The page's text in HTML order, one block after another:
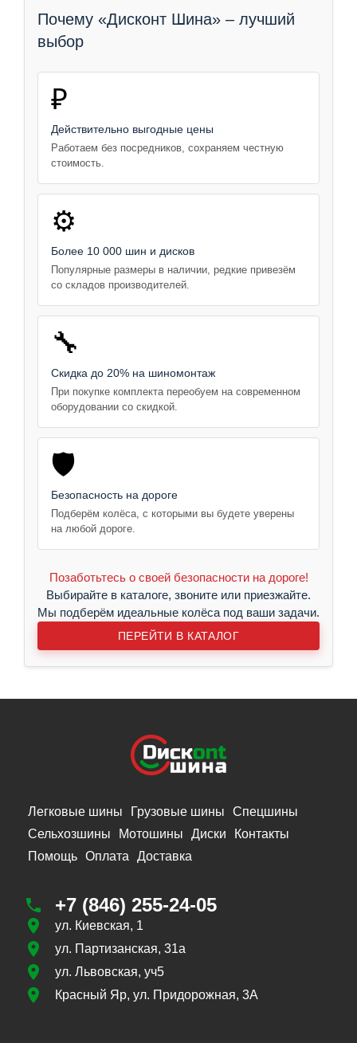
Почему «Дисконт Шина» – лучший
выбор
₽
Действительно выгодные цены
Работаем без посредников, сохраняем честную
стоимость.
⚙️
Более 10 000 шин и дисков
Популярные размеры в наличии, редкие привезём
со складов производителей.
🔧
Скидка до 20% на шиномонтаж
При покупке комплекта переобуем на современном
оборудовании со скидкой.
🛡️
Безопасность на дороге
Подберём колёса, с которыми вы будете уверены
на любой дороге.
Позаботьтесь о своей безопасности на дороге!
Выбирайте в каталоге, звоните или приезжайте.
Мы подберём идеальные колёса под ваши задачи.
ПЕРЕЙТИ В КАТАЛОГ
Легковые шины Грузовые шины
Спецшины
Сельхозшины
Мотошины Диски
Контакты
Помощь Оплата Доставка
+7 (846) 255-24-05
ул. Киевская, 1
ул. Партизанская, 31а
ул. Львовская, уч5
Красный Яр, ул. Придорожная, 3А